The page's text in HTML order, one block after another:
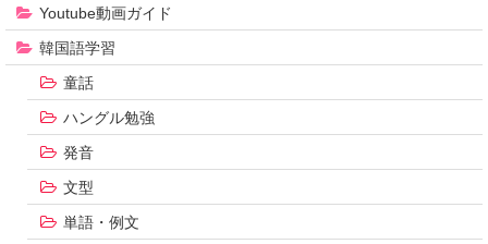
Youtube動画ガイド
韓国語学習
童話
ハングル勉強
発音
文型
単語・例文